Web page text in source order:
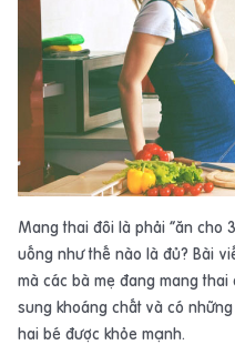
Mang thai đôi là phải “ăn cho
uống như thế nào là đủ? Bài
mà các bà mẹ đang mang
sung khoáng chất và có
hai bé được khỏe mạnh.